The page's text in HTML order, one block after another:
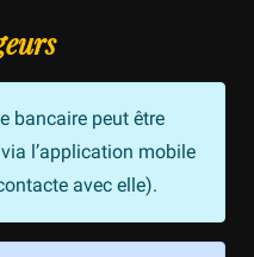
bancaire peut être
l’application mobile
avec elle).